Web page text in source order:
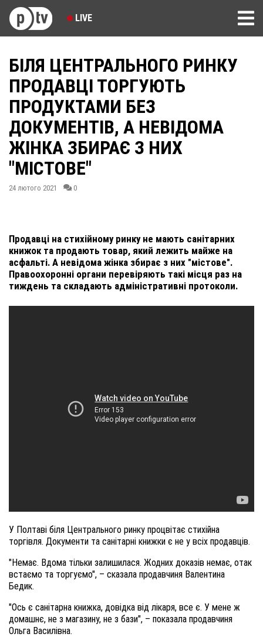
LIVE
БІЛЯ ЦЕНТРАЛЬНОГО РИНКУ
ПРОДАВЦІ ТОРГУЮТЬ
ПРОДУКТАМИ БЕЗ
ДОКУМЕНТІВ, А НЕВІДОМА
ЖІНКА ЗБИРАЄ З НИХ
"МІСТОВЕ"
24 лютого 2021 0
Продавці на стихійному ринку не мають санітарних
книжок та продають товар, який лежить майже на
асфальті. А невідома жінка збирає з них "містове".
Правоохоронні органи перевіряють такі місця раз на
тиждень та складають адміністративні протоколи.
У Полтаві біля Центрального ринку процвітає стихійна
торгівля. Документи та санітарні книжки є не у всіх продавців.
"Немає. Вдома тільки залишилася. Жодних доказів немає, отак
встаємо та торгуємо", – сказала продавчиня Валентина
Бедик.
"Ось є санітарна книжка, довідка від лікаря, все є. У мене ж
домашнє, не з магазину, не з бази", – показала продавчиня
Ольга Василівна.